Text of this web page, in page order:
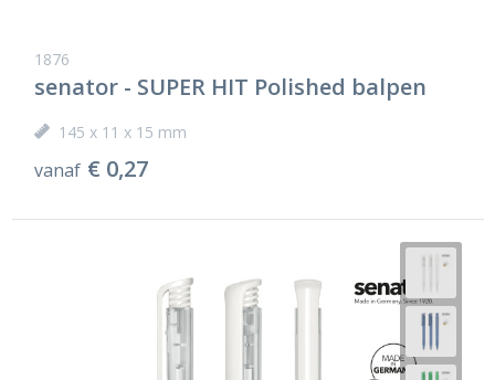
1876
senator - SUPER HIT Polished balpen
145 x 11 x 15 mm
vanaf € 0,27